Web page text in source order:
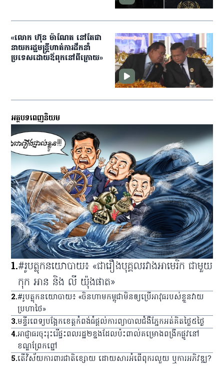
«លោក​ ហ៊ុន ម៉ាណែត នៅតែ​ជា​
នាយករដ្ឋមន្ត្រី​ហាត់​ការ​ដឹកនាំ​
ប្រទេស​ដោយ​ឪពុក​នៅ​ពីក្រោយ»​
អត្ថបទពេញនិយម
1.#រូបត្លុកនយោបាយ៖ «ជារឿងបុគ្គលរវាងអាមេរិក ជាមួយ
កុក អាន និង លី យ៉ុងផាត»
2.#រូបត្លុកនយោបាយ៖ «ចិនហាមកម្ពុជាមិនឲ្យប្រើអាវុធរបស់ខ្លួនវាយ
ប្រហាថៃ»
3.មន្ទីរពេទ្យ​បង្អែក​ខេត្ត​កំពង់ធំ​ផ្ដល់​ការ​ព្យាបាល​ជំងឺ​ភ្នែក​អត់​គិត​ថ្លៃ​៥​ថ្ងៃ
4.អាជ្ញាធរ​ចុះ​រុះរើ​ផ្ទះ​ពលរដ្ឋ​២​ខ្នង​ដែល​ប៉ះពាល់​គម្រោង​ពង្រីក​ផ្លូវ​នៅ​
ខណ្ឌ​ព្រែកព្នៅ
5.តើវិស័យការពារជាតិខ្សោយ ដោយសារអំពើពុករលួយ ឬការអភិវឌ្ឍ?